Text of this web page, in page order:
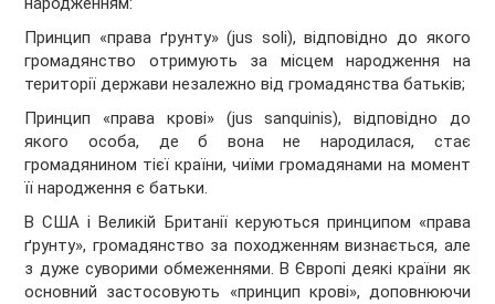
Принцип «права ґрунту» (jus soli), відповідно до якого
громадянство отримують за місцем народження на
території держави незалежно від громадянства батьків;
Принцип «права крові» (jus sanquinis), відповідно до
якого особа, де б вона не народилася, стає
громадянином тієї країни, чиїми громадянами на момент
її народження є батьки.
В США і Великій Британії керуються принципом «права
ґрунту», громадянство за походженням визнається, але
з дуже суворими обмеженнями. В Європі деякі країни як
основний застосовують «принцип крові», доповнюючи